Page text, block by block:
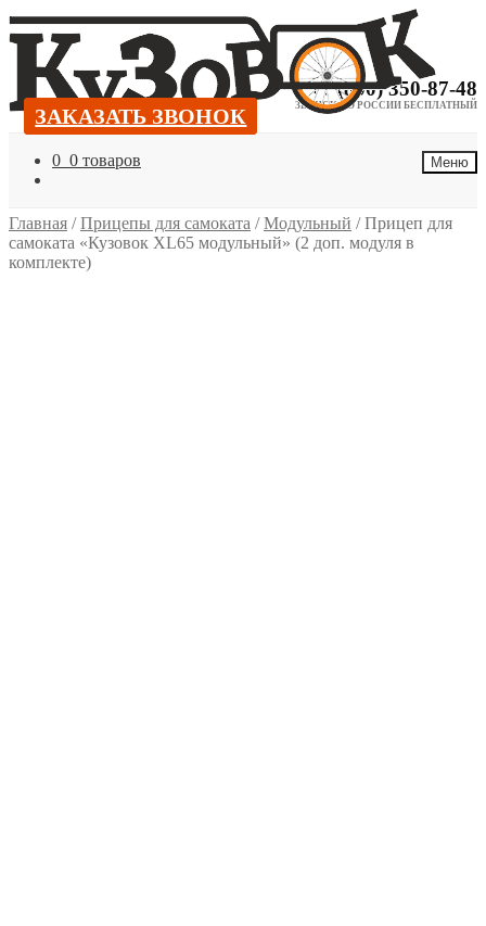
Перейти
к
навигации
Перейти
к
содержимому
+7 (800) 350-87-48
ЗВОНОК ПО РОССИИ БЕСПЛАТНЫЙ
Меню
ЗАКАЗАТЬ ЗВОНОК
ЗАКАЗАТЬ ЗВОНОК
0 0 товаров
Главная /Прицепы для самоката /Модульный /Прицеп для
самоката «Кузовок XL65 модульный» (2 доп. модуля в
комплекте)